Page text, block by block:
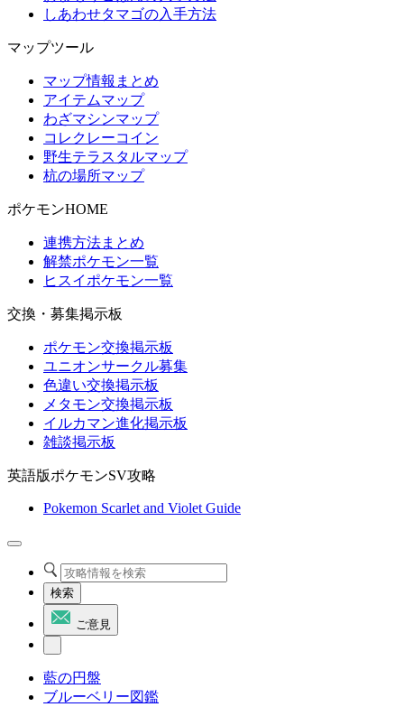
しあわせタマゴの入手方法
マップツール
マップ情報まとめ
アイテムマップ
わざマシンマップ
コレクレーコイン
野生テラスタルマップ
杭の場所マップ
ポケモンHOME
連携方法まとめ
解禁ポケモン一覧
ヒスイポケモン一覧
交換・募集掲示板
ポケモン交換掲示板
ユニオンサークル募集
色違い交換掲示板
メタモン交換掲示板
イルカマン進化掲示板
雑談掲示板
英語版ポケモンSV攻略
Pokemon Scarlet and Violet Guide
検索
ご意見
藍の円盤
ブルーベリー図鑑